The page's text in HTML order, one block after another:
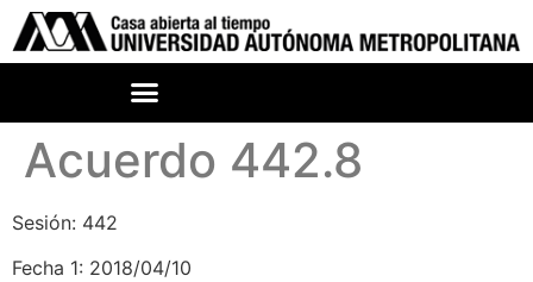
Acuerdo 442.8
Sesión: 442
Fecha 1: 2018/04/10